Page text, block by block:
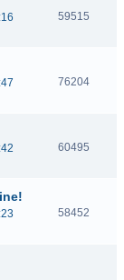
59515
76204
60495
58452